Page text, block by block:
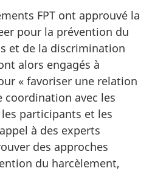
FPT ont approuvé la
pour la prévention du
et de la discrimination
alors engagés à
« favoriser une relation
avec les
participants et les
à des experts
des approches
du harcèlement,